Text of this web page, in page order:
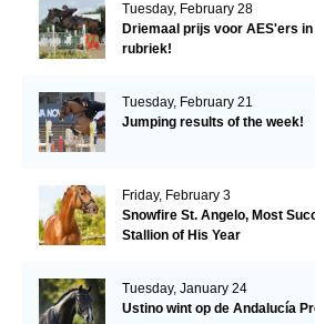
Tuesday, February 28
Driemaal prijs voor AES'ers
rubriek!
Tuesday, February 21
Jumping results of the week!
Friday, February 3
Snowfire St. Angelo, Most
Stallion of His Year
Tuesday, January 24
Ustino wint op de Andalucía